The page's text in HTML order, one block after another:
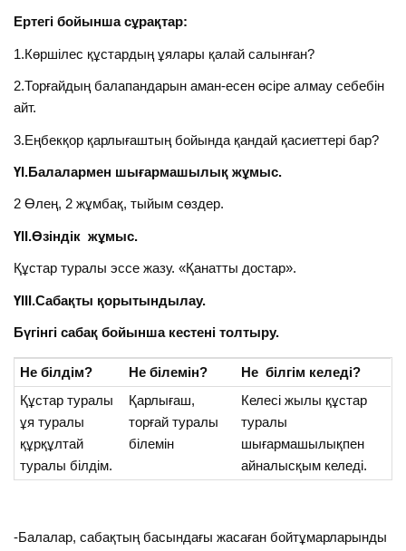
Ертегі бойынша сұрақтар:
1.Көршілес құстардың ұялары қалай салынған?
2.Торғайдың балапандарын аман-есен өсіре алмау себебін
айт.
3.Еңбекқор қарлығаштың бойында қандай қасиеттері бар?
ҮІ.Балалармен шығармашылық жұмыс.
2 Өлең, 2 жұмбақ, тыйым сөздер.
ҮІІ.Өзіндік жұмыс.
Құстар туралы эссе жазу. «Қанатты достар».
ҮІІІ.Сабақты қорытындылау.
Бүгінгі сабақ бойынша кестені толтыру.
Не білдім? Не білемін?
Не білгім келеді?
Құстар туралы
ұя туралы
құрқұлтай
туралы білдім.
Қарлығаш,
торғай туралы
білемін
Келесі жылы құстар
туралы
шығармашылықпен
айналысқым келеді.
-Балалар, сабақтың басындағы жасаған бойтұмарларынды